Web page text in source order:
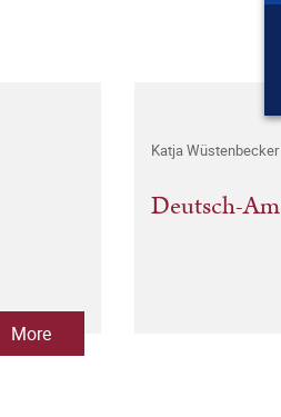
More
Katja Wüstenbecker
Deutsch-